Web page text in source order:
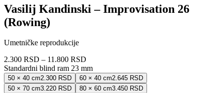
Vasilij Kandinski – Improvisation 26
(Rowing)
Umetničke reprodukcije
2.300 RSD – 11.800 RSD
Standardni blind ram 23 mm
50 × 40 cm2.300 RSD 60 × 40 cm2.645 RSD
50 × 70 cm3.220 RSD 80 × 60 cm3.450 RSD